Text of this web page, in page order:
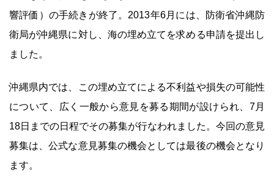
響評価）の手続きが終了。2013年6月には、防衛省沖縄防
衛局が沖縄県に対し、海の埋め立てを求める申請を提出し
ました。
沖縄県内では、この埋め立てによる不利益や損失の可能性
について、広く一般から意見を募る期間が設けられ、7月
18日までの日程でその募集が行なわれました。今回の意見
募集は、公式な意見募集の機会としては最後の機会となり
ます。